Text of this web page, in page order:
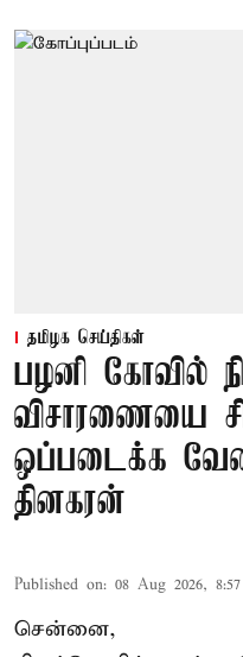
தமிழக செய்திகள்
பழனி கோவில்
விசாரணையை
ஒப்படைக்க
தினகரன்
Published on: 08 Aug 2026,
சென்னை,